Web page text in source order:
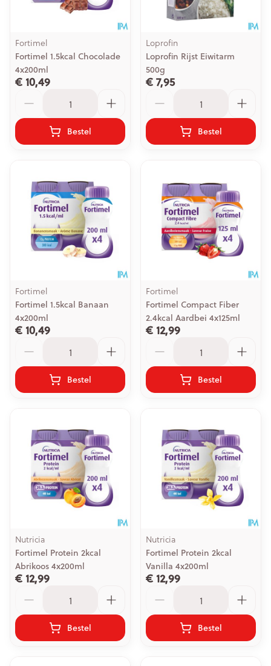
Fortimel
Fortimel 1.5kcal Chocolade
4x200ml
€ 10,49
Bestel
Loprofin
Loprofin Rijst Eiwitarm
500g
€ 7,95
Bestel
Fortimel
Fortimel 1.5kcal Banaan
4x200ml
€ 10,49
Bestel
Fortimel
Fortimel Compact Fiber
2.4kcal Aardbei 4x125ml
€ 12,99
Bestel
Nutricia
Fortimel Protein 2kcal
Abrikoos 4x200ml
€ 12,99
Bestel
Nutricia
Fortimel Protein 2kcal
Vanilla 4x200ml
€ 12,99
Bestel